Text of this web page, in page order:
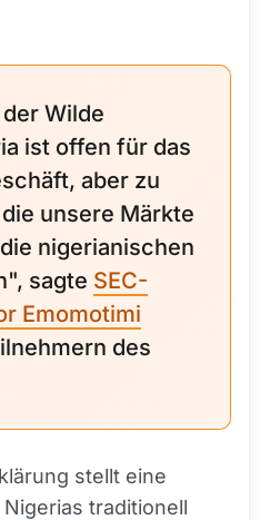
Wilde
ist offen für das
aber zu
unsere Märkte
nigerianischen
sagte SEC-
Emomotimi
des
stellt eine
traditionell